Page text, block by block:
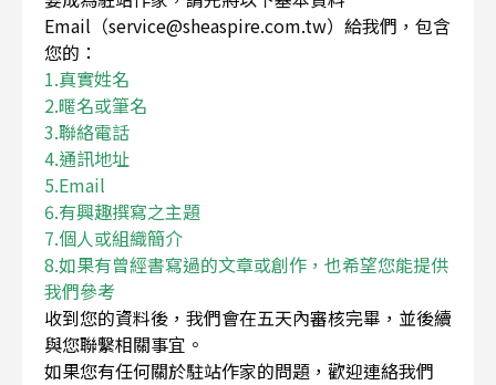
Email（service@sheaspire.com.tw）給我們，包含
您的：
1.真實姓名
2.暱名或筆名
3.聯絡電話
4.通訊地址
5.Email
6.有興趣撰寫之主題
7.個人或組織簡介
8.如果有曾經書寫過的文章或創作，也希望您能提供
我們參考
收到您的資料後，我們會在五天內審核完畢，並後續
與您聯繫相關事宜。
如果您有任何關於駐站作家的問題，歡迎連絡我們